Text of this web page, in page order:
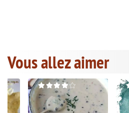
Vous allez aimer